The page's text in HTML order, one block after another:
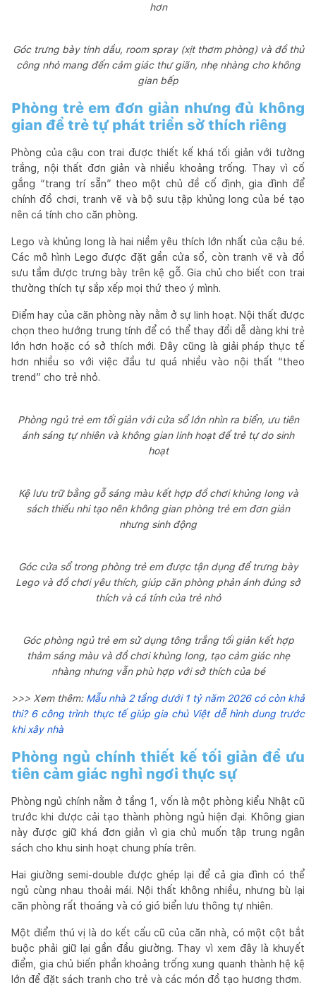
hơn
Góc trưng bày tinh dầu, room spray (xịt thơm phòng) và đồ thủ
công nhỏ mang đến cảm giác thư giãn, nhẹ nhàng cho không
gian bếp
Phòng trẻ em đơn giản nhưng đủ không
gian để trẻ tự phát triển sở thích riêng
Phòng của cậu con trai được thiết kế khá tối giản với tường
trắng, nội thất đơn giản và nhiều khoảng trống. Thay vì cố
gắng “trang trí sẵn” theo một chủ đề cố định, gia đình để
chính đồ chơi, tranh vẽ và bộ sưu tập khủng long của bé tạo
nên cá tính cho căn phòng.
Lego và khủng long là hai niềm yêu thích lớn nhất của cậu bé.
Các mô hình Lego được đặt gần cửa sổ, còn tranh vẽ và đồ
sưu tầm được trưng bày trên kệ gỗ. Gia chủ cho biết con trai
thường thích tự sắp xếp mọi thứ theo ý mình.
Điểm hay của căn phòng này nằm ở sự linh hoạt. Nội thất được
chọn theo hướng trung tính để có thể thay đổi dễ dàng khi trẻ
lớn hơn hoặc có sở thích mới. Đây cũng là giải pháp thực tế
hơn nhiều so với việc đầu tư quá nhiều vào nội thất “theo
trend” cho trẻ nhỏ.
Phòng ngủ trẻ em tối giản với cửa sổ lớn nhìn ra biển, ưu tiên
ánh sáng tự nhiên và không gian linh hoạt để trẻ tự do sinh
hoạt
Kệ lưu trữ bằng gỗ sáng màu kết hợp đồ chơi khủng long và
sách thiếu nhi tạo nên không gian phòng trẻ em đơn giản
nhưng sinh động
Góc cửa sổ trong phòng trẻ em được tận dụng để trưng bày
Lego và đồ chơi yêu thích, giúp căn phòng phản ánh đúng sở
thích và cá tính của trẻ nhỏ
Góc phòng ngủ trẻ em sử dụng tông trắng tối giản kết hợp
thảm sáng màu và đồ chơi khủng long, tạo cảm giác nhẹ
nhàng nhưng vẫn phù hợp với sở thích của bé
>>> Xem thêm: Mẫu nhà 2 tầng dưới 1 tỷ năm 2026 có còn khả
thi? 6 công trình thực tế giúp gia chủ Việt dễ hình dung trước
khi xây nhà
Phòng ngủ chính thiết kế tối giản để ưu
tiên cảm giác nghỉ ngơi thực sự
Phòng ngủ chính nằm ở tầng 1, vốn là một phòng kiểu Nhật cũ
trước khi được cải tạo thành phòng ngủ hiện đại. Không gian
này được giữ khá đơn giản vì gia chủ muốn tập trung ngân
sách cho khu sinh hoạt chung phía trên.
Hai giường semi-double được ghép lại để cả gia đình có thể
ngủ cùng nhau thoải mái. Nội thất không nhiều, nhưng bù lại
căn phòng rất thoáng và có gió biển lưu thông tự nhiên.
Một điểm thú vị là do kết cấu cũ của căn nhà, có một cột bắt
buộc phải giữ lại gần đầu giường. Thay vì xem đây là khuyết
điểm, gia chủ biến phần khoảng trống xung quanh thành hệ kệ
lớn để đặt sách tranh cho trẻ và các món đồ tạo hương thơm.